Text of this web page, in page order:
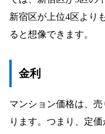
新宿区が上位4区より
ると想像できます。
金利
マンション価格は、
ります。つまり、定